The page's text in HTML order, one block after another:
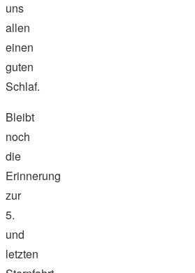
uns
allen
einen
guten
Schlaf.
Bleibt
noch
die
Erinnerung
zur
5.
und
letzten